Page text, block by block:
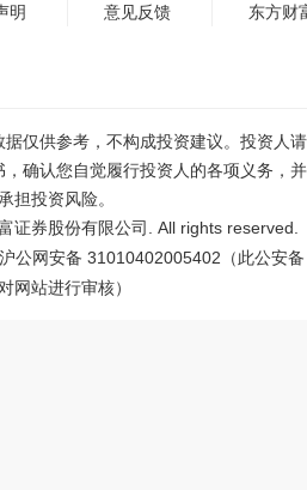
明
意见反馈
东方财
仅供参考，不构成投资建议。投资人请
确认您自觉履行投资人的各项义务，并
担投资风险。
证券股份有限公司. All rights reserved.
沪公网安备 31010402005402 （此公安备
网站进行审核）